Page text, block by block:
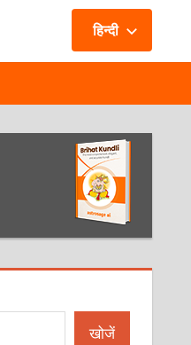
हिन्दी
खोजें